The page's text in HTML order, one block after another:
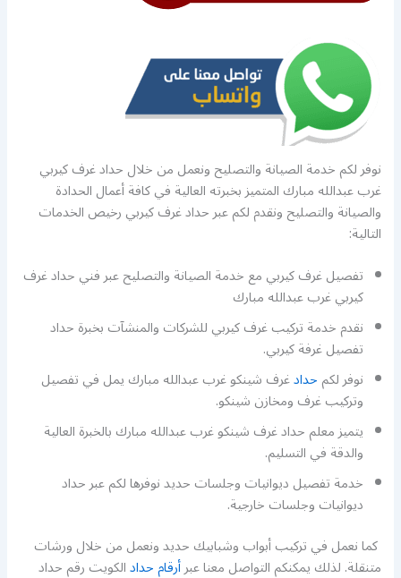
نوفر لكم خدمة الصيانة والتصليح ونعمل من خلال حداد غرف كيربي
غرب عبدالله مبارك المتميز بخبرته العالية في كافة أعمال الحدادة
والصيانة والتصليح ونقدم لكم عبر حداد غرف كيربي رخيص الخدمات
التالية:
تفصيل غرف كيربي مع خدمة الصيانة والتصليح عبر فني حداد غرف
كيربي غرب عبدالله مبارك
نقدم خدمة تركيب غرف كيربي للشركات والمنشآت بخبرة حداد
تفصيل غرفة كيربي.
نوفر لكمحدادغرف شينكو غرب عبدالله مبارك يمل في تفصيل
وتركيب غرف ومخازن شينكو.
يتميز معلم حداد غرف شينكو غرب عبدالله مبارك بالخبرة العالية
والدقة في التسليم.
خدمة تفصيل ديوانيات وجلسات حديد نوفرها لكم عبر حداد
ديوانيات وجلسات خارجية.
كما نعمل في تركيب أبواب وشبابيك حديد ونعمل من خلال ورشات
متنقلة. لذلك يمكنكم التواصل معنا عبرأرقام حدادالكويت رقم حداد